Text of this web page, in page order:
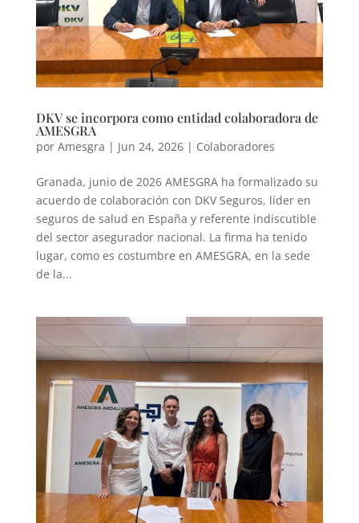
DKV se incorpora como entidad colaboradora de
AMESGRA
por Amesgra | Jun 24, 2026| Colaboradores
Granada, junio de 2026 AMESGRA ha formalizado su
acuerdo de colaboración con DKV Seguros, líder en
seguros de salud en España y referente indiscutible
del sector asegurador nacional. La firma ha tenido
lugar, como es costumbre en AMESGRA, en la sede
de la...